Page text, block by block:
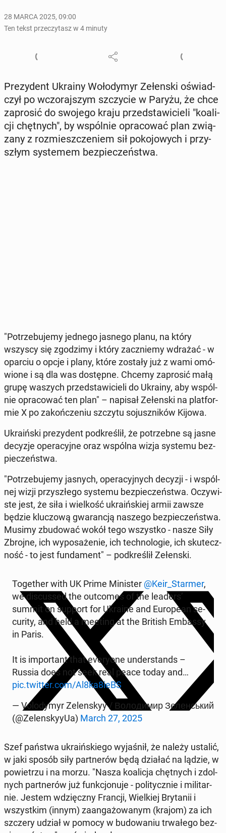
28 MARCA 2025, 09:00
Ten tekst przeczytasz w 4 minuty
Pre­zy­dent Ukrainy Wo­ło­dy­myr Ze­łen­ski oświad­
czył po wczo­raj­szym szczy­cie w Paryżu, że chce
za­pro­sić do swojego kraju przed­sta­wi­cie­li "ko­ali­
cji chęt­nych", by wspól­nie opra­co­wać plan zwią­
za­ny z roz­miesz­cze­niem sił po­ko­jo­wych i przy­
szłym sys­te­mem bez­pie­czeń­stwa.
"Po­trze­bu­je­my jednego jasnego planu, na który
wszyscy się zgo­dzi­my i który za­cznie­my wdrażać - w
oparciu o opcje i plany, które zostały już z wami omó­
wio­ne i są dla was do­stęp­ne. Chcemy za­pro­sić małą
grupę waszych przed­sta­wi­cie­li do Ukrainy, aby wspól­
nie opra­co­wać ten plan" – napisał Ze­łen­ski na plat­for­
mie X po za­koń­cze­niu szczytu so­jusz­ni­ków Kijowa.
Ukra­iń­ski pre­zy­dent pod­kre­ślił, że po­trzeb­ne są jasne
decyzje ope­ra­cyj­ne oraz wspólna wizja systemu bez­
pie­czeń­stwa.
"Po­trze­bu­je­my jasnych, ope­ra­cyj­nych decyzji - i wspól­
nej wizji przy­szłe­go systemu bez­pie­czeń­stwa. Oczy­wi­
ste jest, że siła i wiel­kość ukra­iń­skiej armii zawsze
będzie klu­czo­wą gwa­ran­cją naszego bez­pie­czeń­stwa.
Musimy zbu­do­wać wokół tego wszyst­ko - nasze Siły
Zbrojne, ich wy­po­sa­że­nie, ich tech­no­lo­gie, ich sku­tecz­
ność - to jest fun­da­ment" – pod­kre­ślił Ze­łen­ski.
To­ge­ther with UK Prime Mi­ni­ster @Keir_Starmer,
we di­scus­sed the out­co­mes of the leaders’
summit on support for Ukraine and Eu­ro­pe­an se­
cu­ri­ty, and held a meeting at the British Embassy
in Paris.
It is im­por­tant that eve­ry­one un­der­stands –
Russia does not seek real peace today and…
pic.twitter.com/Al8ka8ieBS
— Vo­lo­dy­myr Ze­len­skyy / Володимир Зеленський
(@Ze­len­sky­y­Ua) March 27, 2025
Szef państwa ukra­iń­skie­go wy­ja­śnił, że należy ustalić,
w jaki sposób siły part­ne­rów będą działać na lądzie, w
po­wie­trzu i na morzu. "Nasza ko­ali­cja chęt­nych i zdol­
nych part­ne­rów już funk­cjo­nu­je - po­li­tycz­nie i mi­li­tar­
nie. Jestem wdzięcz­ny Francji, Wiel­kiej Bry­ta­nii i
wszyst­kim (innym) za­an­ga­żo­wa­nym (krajom) za ich
szczery udział w pomocy w bu­do­wa­niu trwa­łe­go bez­